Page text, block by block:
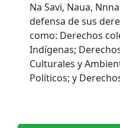
Na Savi, Naua,
defensa de sus
como: Derechos
Indígenas;
Culturales y
Políticos; y